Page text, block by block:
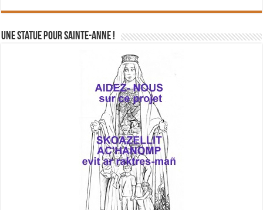
Une statue pour Sainte-Anne !